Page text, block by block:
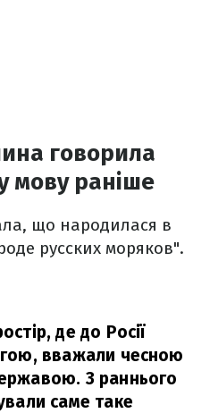
говорила
мову раніше
що народилася в
русских моряков".
де до Росії
вважали чесною
З раннього
саме таке